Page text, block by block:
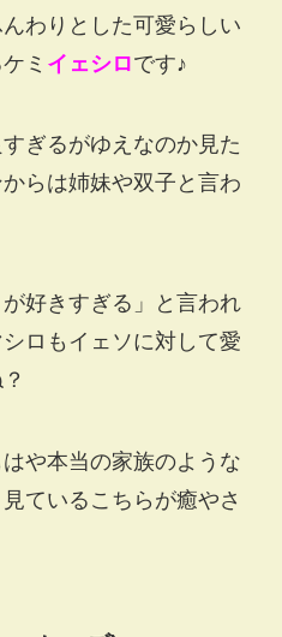
わりとした可愛らしい
ミ イェシロです♪
ぎるがゆえなのか見た
らは姉妹や双子と言わ
が好きすぎる」と言われ
ロもイェソに対して愛
や本当の家族のような
ているこちらが癒やさ